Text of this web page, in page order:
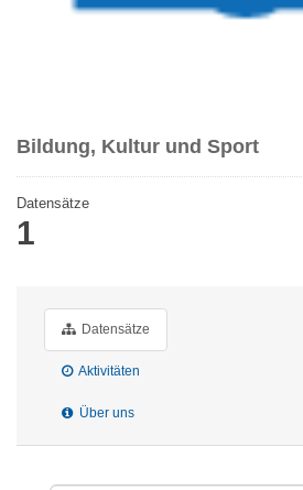
Bildung, Kultur und Sport
Datensätze
1
Datensätze
Aktivitäten
Über uns